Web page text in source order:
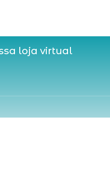
loja virtual